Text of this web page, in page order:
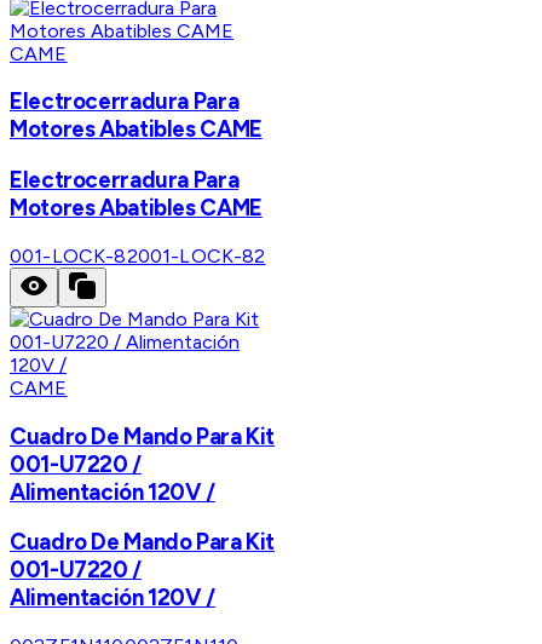
CAME
Electrocerradura Para
Motores Abatibles CAME
Electrocerradura Para
Motores Abatibles CAME
001-LOCK-82001-LOCK-82
CAME
Cuadro De Mando Para Kit
001-U7220 /
Alimentación 120V /
Cuadro De Mando Para Kit
001-U7220 /
Alimentación 120V /